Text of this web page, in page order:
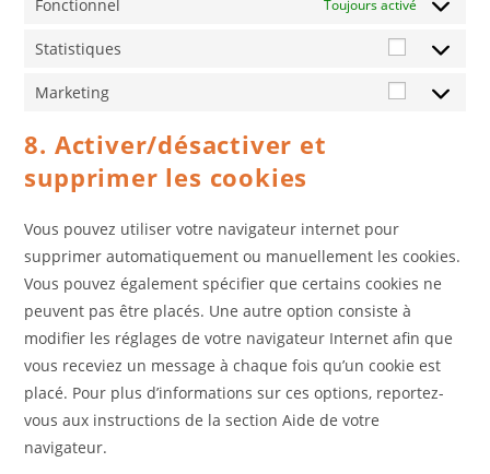
Fonctionnel Toujours activé
Statistiques
Marketing
Marketing
8. Activer/désactiver et
supprimer les cookies
Vous pouvez utiliser votre navigateur internet pour
supprimer automatiquement ou manuellement les cookies.
Vous pouvez également spécifier que certains cookies ne
peuvent pas être placés. Une autre option consiste à
modifier les réglages de votre navigateur Internet afin que
vous receviez un message à chaque fois qu’un cookie est
placé. Pour plus d’informations sur ces options, reportez-
vous aux instructions de la section Aide de votre
navigateur.